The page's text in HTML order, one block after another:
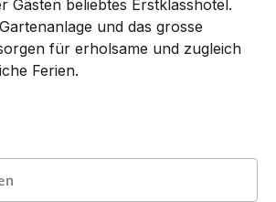
Gästen beliebtes Erstklasshotel.
und das grosse
für erholsame und zugleich
Ferien.